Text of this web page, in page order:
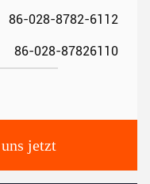
86-028-8782-6112
86-028-87826110
jetzt